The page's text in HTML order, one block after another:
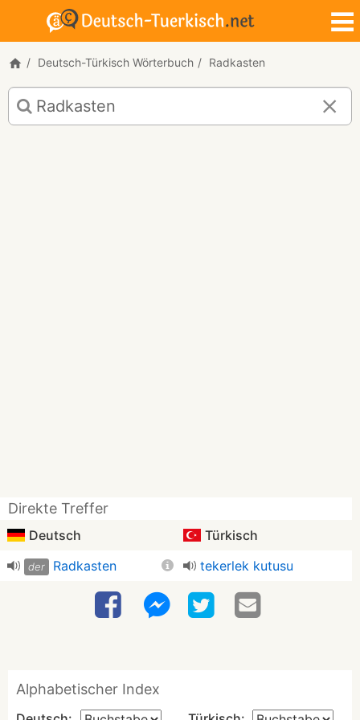
Deutsch-Türkisch Wörterbuch Radkasten
Deutsch-
Türkisch
Übersetzung
Direkte Treffer
Deutsch Türkisch
der Radkasten tekerlek kutusu
Alphabetischer Index